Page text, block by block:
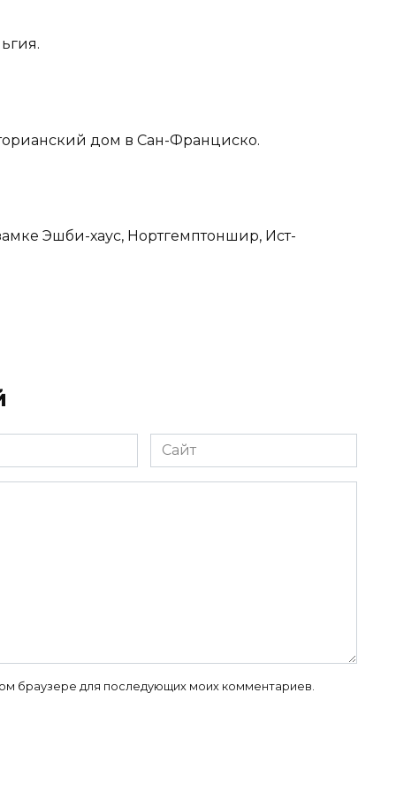
дом в Сан-Франциско.
Эшби-хаус, Нортгемптоншир, Ист-
Сайт
браузере для последующих моих комментариев.